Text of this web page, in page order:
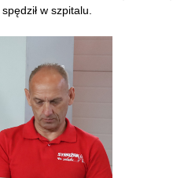
w szpitalu.